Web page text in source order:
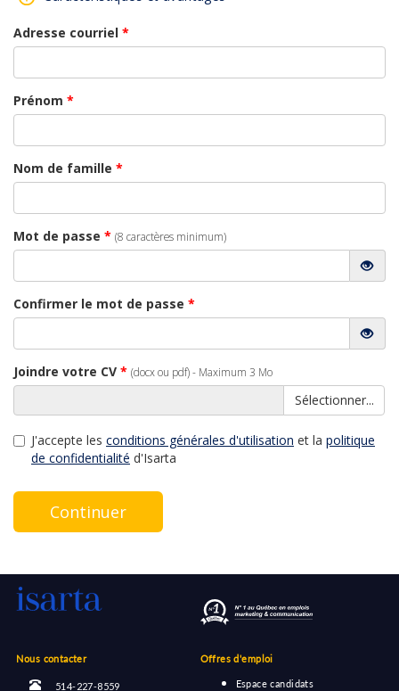
Adresse courriel *
Prénom *
Nom de famille *
Mot de passe * (8 caractères minimum)
Confirmer le mot de passe *
Joindre votre CV * (docx ou pdf) - Maximum 3 Mo
Sélectionner...
J'accepte les conditions générales d'utilisation et la politique
de confidentialité d'Isarta
Continuer
Nous contacter
514-227-8559
Offres d'emploi
Espace candidats